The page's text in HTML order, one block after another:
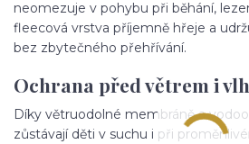
neomezuje v pohybu při běhání,
fleecová vrstva příjemně hřeje a
bez zbytečného přehřívání.
Ochrana před větrem i
Díky větruodolné membráně a
zůstávají děti v suchu i při